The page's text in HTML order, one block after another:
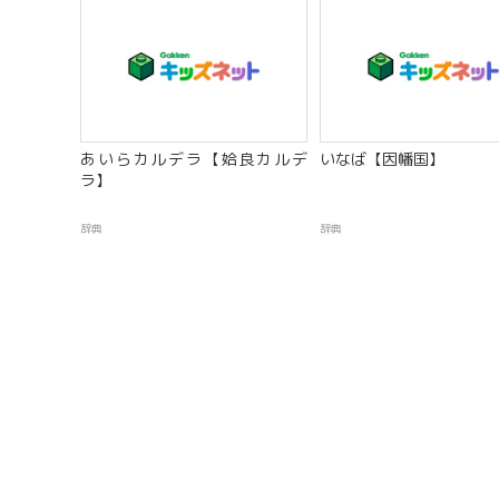
あいらカルデラ【姶良カルデ
ラ】
辞典
いなば【因幡国】
辞典